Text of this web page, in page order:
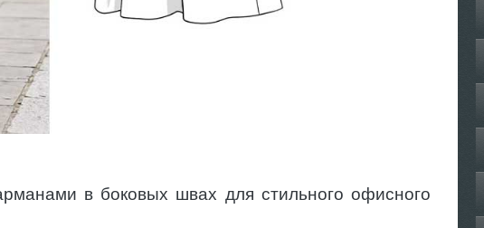
в боковых швах для стильного офисного